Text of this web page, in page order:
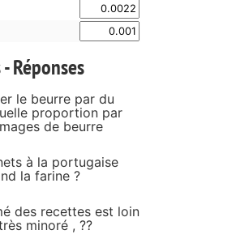
Réponses
le beurre par du
proportion par
de beurre
à la portugaise
la farine ?
des recettes est loin
minoré , ??